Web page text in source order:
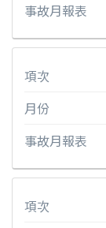
事故月報表
項次
月份
事故月報表
項次